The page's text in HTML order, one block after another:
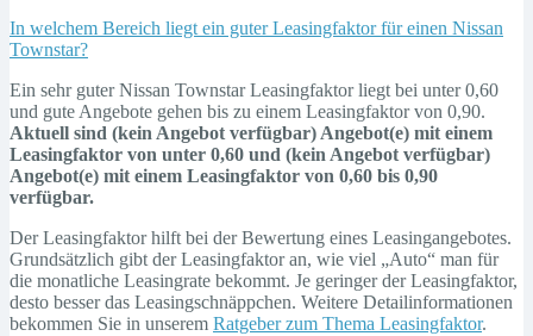
In welchem Bereich liegt ein guter Leasingfaktor für einen Nissan
Townstar?
Ein sehr guter Nissan Townstar Leasingfaktor liegt bei unter 0,60
und gute Angebote gehen bis zu einem Leasingfaktor von 0,90.
Aktuell sind (kein Angebot verfügbar) Angebot(e) mit einem
Leasingfaktor von unter 0,60 und (kein Angebot verfügbar)
Angebot(e) mit einem Leasingfaktor von 0,60 bis 0,90
verfügbar.
Der Leasingfaktor hilft bei der Bewertung eines Leasingangebotes.
Grundsätzlich gibt der Leasingfaktor an, wie viel „Auto“ man für
die monatliche Leasingrate bekommt. Je geringer der Leasingfaktor,
desto besser das Leasingschnäppchen. Weitere Detailinformationen
bekommen Sie in unserem Ratgeber zum Thema Leasingfaktor.